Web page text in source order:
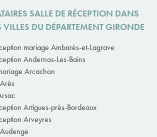
SALLE DE RÉCEPTION DANS
VILLES DU DÉPARTEMENT GIRONDE
mariage Ambarès-et-Lagrave
Andernos-Les-Bains
Arcachon
Artigues-près-Bordeaux
Arveyres